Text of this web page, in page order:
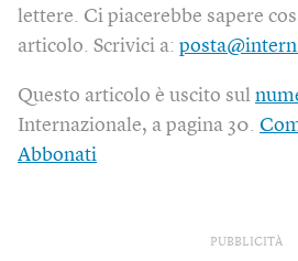
lettere. Ci piacerebbe sapere
articolo. Scrivici a:
Questo articolo è uscito sul
Internazionale, a pagina 30.
Abbonati
PUBBLICITÀ